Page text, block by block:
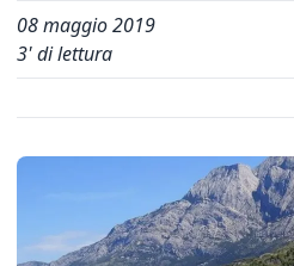
08 maggio 2019
3' di lettura